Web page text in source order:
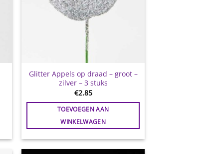
Glitter Appels op draad – groot –
zilver – 3 stuks
€2.85
TOEVOEGEN AAN
WINKELWAGEN